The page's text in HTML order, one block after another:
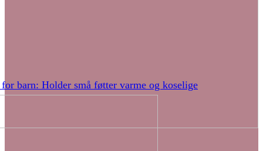
barn: Holder små føtter varme og koselige